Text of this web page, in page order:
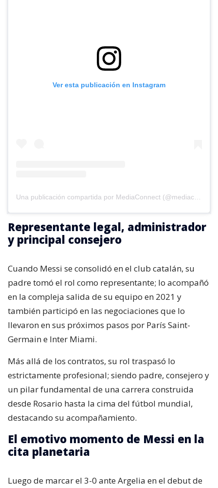
Ver esta publicación en Instagram
Representante legal, administrador
y principal consejero
Cuando Messi se consolidó en el club catalán, su
padre tomó el rol como representante; lo acompañó
en la compleja salida de su equipo en 2021 y
también participó en las negociaciones que lo
llevaron en sus próximos pasos por París Saint-
Germain e Inter Miami.
Más allá de los contratos, su rol traspasó lo
estrictamente profesional; siendo padre, consejero y
un pilar fundamental de una carrera construida
desde Rosario hasta la cima del fútbol mundial,
destacando su acompañamiento.
El emotivo momento de Messi en la
cita planetaria
Luego de marcar el 3-0 ante Argelia en el debut de